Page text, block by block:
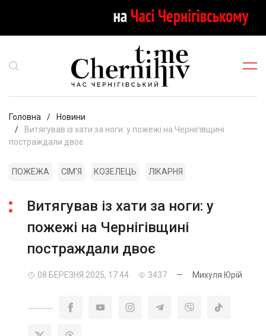
Головна
Новини
Витягував із хати за ноги: у пожежі на Чернігівщині
постраждали двоє
ПОЖЕЖА СІМ'Я КОЗЕЛЕЦЬ ЛІКАРНЯ
Витягував із хати за ноги: у
пожежі на Чернігівщині
постраждали двоє
08 БЕРЕЗНЯ 2025, 17:44 3437 — Михуля Юрій